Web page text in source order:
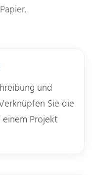
und
Sie die
Projekt